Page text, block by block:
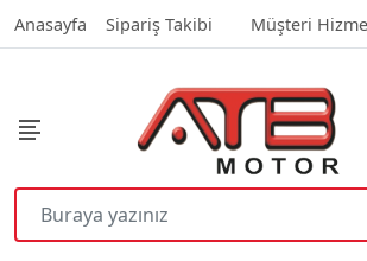
Anasayfa Sipariş Takibi Müşteri